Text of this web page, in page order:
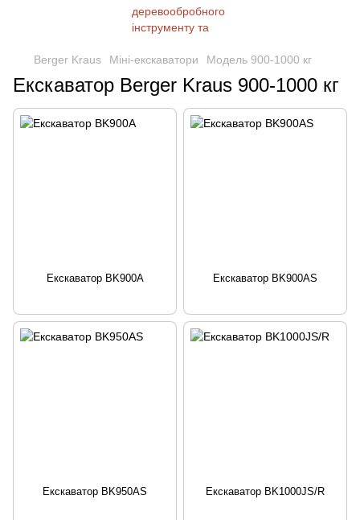
Berger Kraus Міні-екскаватори Модель 900-1000 кг
Екскаватор Berger Kraus 900-1000 кг
Екскаватор BK900A Екскаватор BK900AS
Екскаватор BK950AS Екскаватор BK1000JS/R